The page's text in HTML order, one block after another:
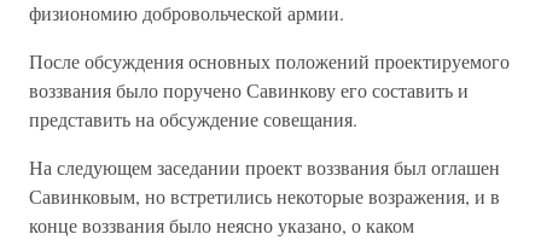
физиономию добровольческой армии.
После обсуждения основных положений проектируемого
воззвания было поручено Савинкову его составить и
представить на обсуждение совещания.
На следующем заседании проект воззвания был оглашен
Савинковым, но встретились некоторые возражения, и в
конце воззвания было неясно указано, о каком